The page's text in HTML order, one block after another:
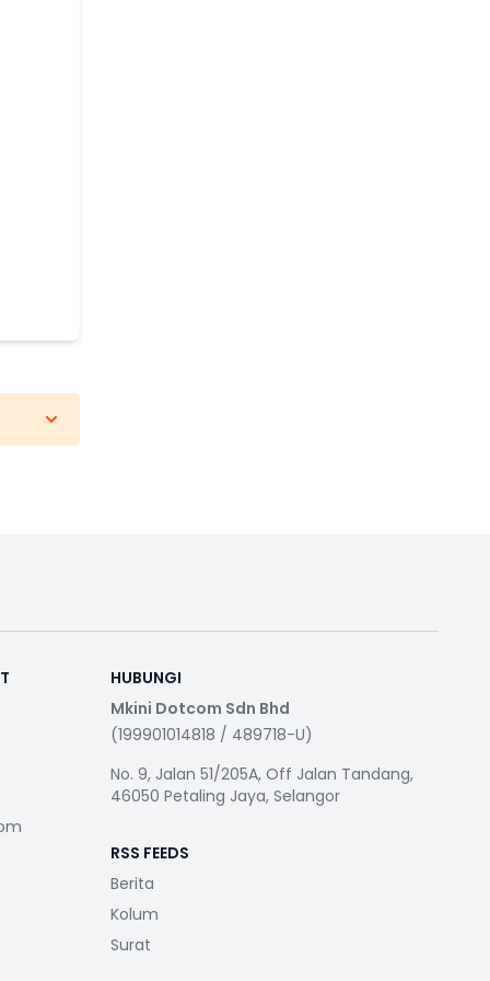
HUBUNGI
Mkini Dotcom Sdn Bhd
(199901014818 / 489718-U)
No. 9, Jalan 51/205A, Off Jalan Tandang,
46050 Petaling Jaya, Selangor
RSS FEEDS
Berita
Kolum
Surat